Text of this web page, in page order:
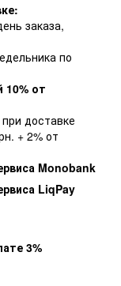
заказа,
по
10% от
доставке
+ 2% от
Monobank
LiqPay
3%